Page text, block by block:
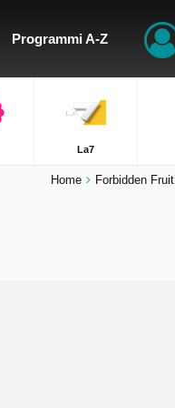
Programmi A-Z
La7
Home Forbidden Fruit